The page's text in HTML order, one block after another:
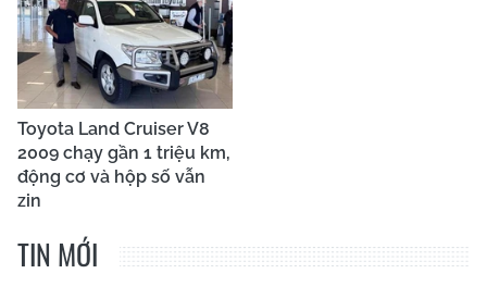
Toyota Land Cruiser V8
2009 chạy gần 1 triệu km,
động cơ và hộp số vẫn
zin
TIN MỚI